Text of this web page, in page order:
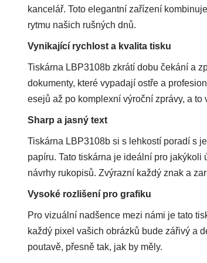
kancelář. Toto elegantní zařízení
rytmu našich rušných dnů.
Vynikající rychlost a kvalita tisku
Tiskárna LBP3108b zkrátí dobu čekání a
dokumenty, které vypadají ostře a
esejů až po komplexní výroční zprávy, a
Sharp a jasný text
Tiskárna LBP3108b si s lehkostí poradí s
papíru. Tato tiskárna je ideální pro
návrhy rukopisů. Zvýrazní každý znak a
Vysoké rozlišení pro grafiku
Pro vizuální nadšence mezi námi je tato
každý pixel vašich obrázků bude zářivý a
poutavě, přesně tak, jak by měly.